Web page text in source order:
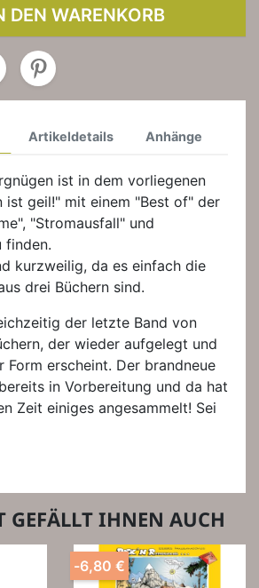
DEN WARENKORB
Artikeldetails Anhänge
ist in dem vorliegenen
geil!" mit einem "Best of" der
"Stromausfall" und
finden.
kurzweilig, da es einfach die
drei Büchern sind.
der letzte Band von
der wieder aufgelegt und
Form erscheint. Der brandneue
in Vorbereitung und da hat
Zeit einiges angesammelt! Sei
GEFÄLLT IHNEN AUCH
-6,80 €